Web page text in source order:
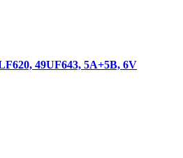
49UF643, 5A+5B, 6V